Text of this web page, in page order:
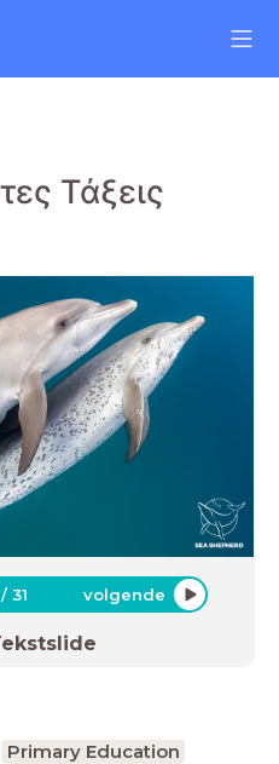
Τάξεις
/31 volgende
Primary Education